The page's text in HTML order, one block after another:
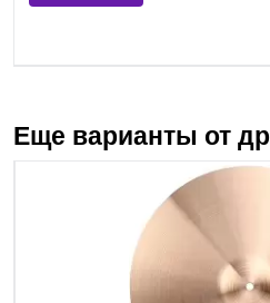
Еще варианты от